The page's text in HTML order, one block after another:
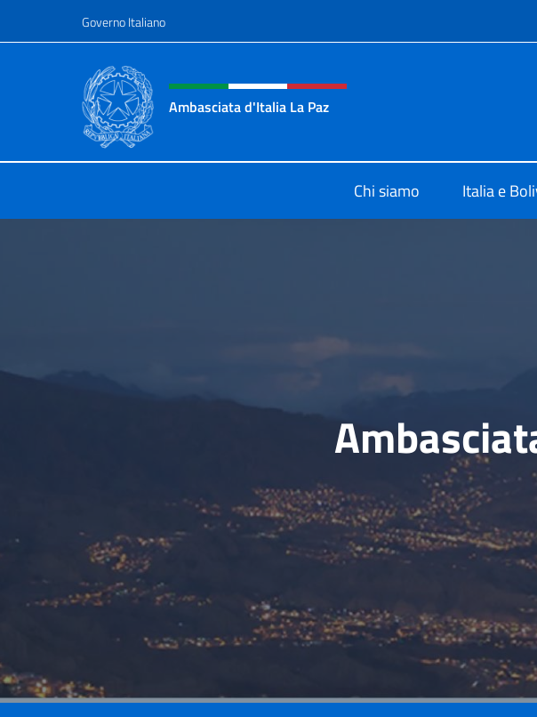
Governo Italiano
Intestazione sito, social e menù
Ambasciata d'Italia La Paz
Chi siamo Italia e